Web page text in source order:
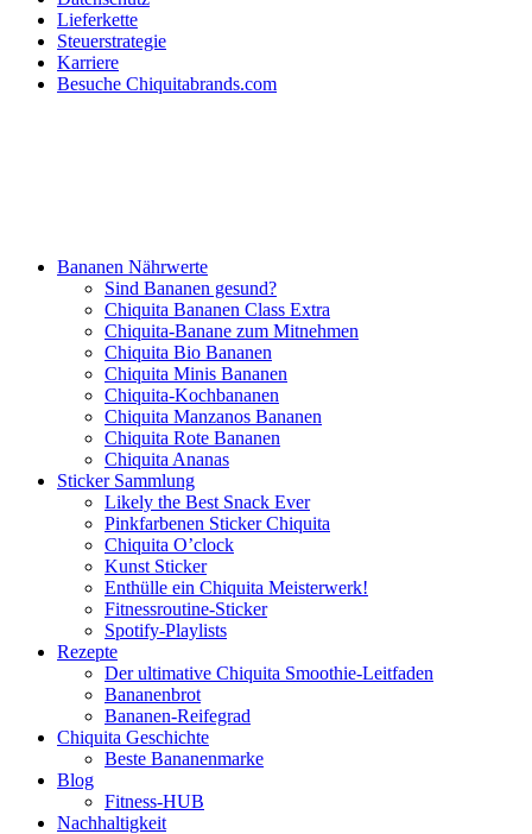
Lieferkette
Steuerstrategie
Karriere
Besuche Chiquitabrands.com
Bananen Nährwerte
Sind Bananen gesund?
Chiquita Bananen Class Extra
Chiquita-Banane zum Mitnehmen
Chiquita Bio Bananen
Chiquita Minis Bananen
Chiquita-Kochbananen
Chiquita Manzanos Bananen
Chiquita Rote Bananen
Chiquita Ananas
Sticker Sammlung
Likely the Best Snack Ever
Pinkfarbenen Sticker Chiquita
Chiquita O’clock
Kunst Sticker
Enthülle ein Chiquita Meisterwerk!
Fitnessroutine-Sticker
Spotify-Playlists
Rezepte
Der ultimative Chiquita Smoothie-Leitfaden
Bananenbrot
Bananen-Reifegrad
Chiquita Geschichte
Beste Bananenmarke
Blog
Fitness-HUB
Nachhaltigkeit